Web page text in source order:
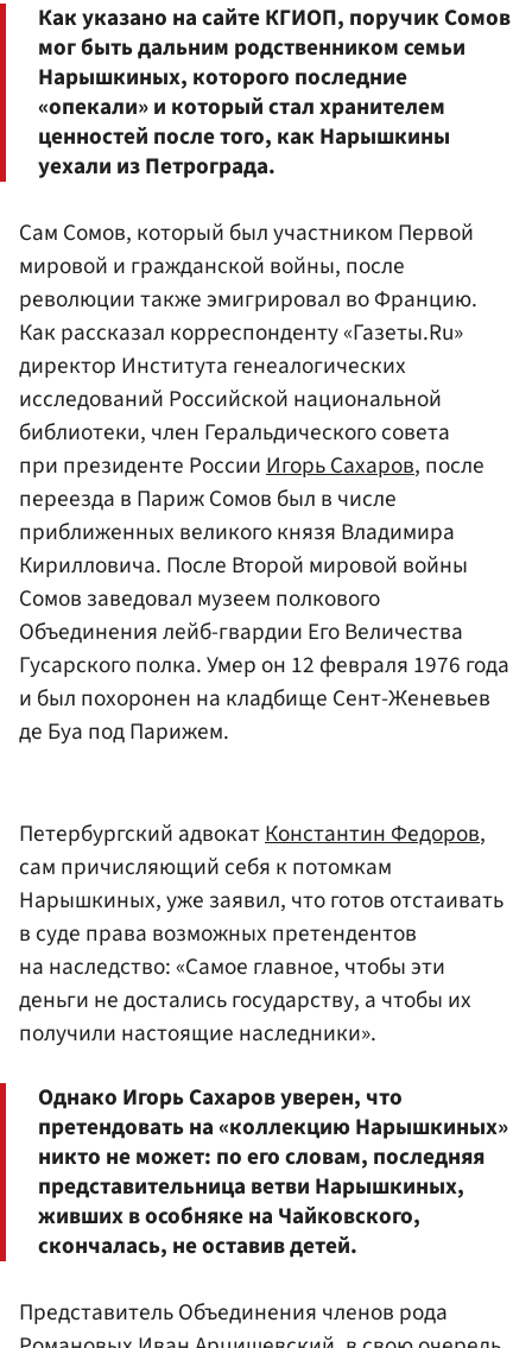
Как указано на сайте КГИОП, поручик Сомов
мог быть дальним родственником семьи
Нарышкиных, которого последние
«опекали» и который стал хранителем
ценностей после того, как Нарышкины
уехали из Петрограда.
Сам Сомов, который был участником Первой
мировой и гражданской войны, после
революции также эмигрировал во Францию.
Как рассказал корреспонденту «Газеты.Ru»
директор Института генеалогических
исследований Российской национальной
библиотеки, член Геральдического совета
при президенте РоссииИгорь Сахаров, после
переезда в Париж Сомов был в числе
приближенных великого князя Владимира
Кирилловича. После Второй мировой войны
Сомов заведовал музеем полкового
Объединения лейб-гвардии Его Величества
Гусарского полка. Умер он 12 февраля 1976 года
и был похоронен на кладбище Сент-Женевьев
де Буа под Парижем.
Петербургский адвокатКонстантин Федоров,
сам причисляющий себя к потомкам
Нарышкиных, уже заявил, что готов отстаивать
в суде права возможных претендентов
на наследство: «Самое главное, чтобы эти
деньги не достались государству, а чтобы их
получили настоящие наследники».
Однако Игорь Сахаров уверен, что
претендовать на «коллекцию Нарышкиных»
никто не может: по его словам, последняя
представительница ветви Нарышкиных,
живших в особняке на Чайковского,
скончалась, не оставив детей.
Представитель Объединения членов рода